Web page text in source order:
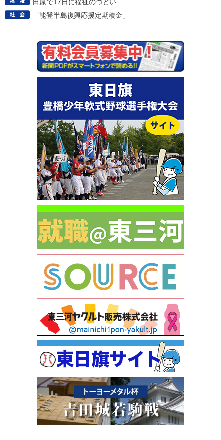
田原で17日に福祉のつどい
「能登半島復興応援定期積金」